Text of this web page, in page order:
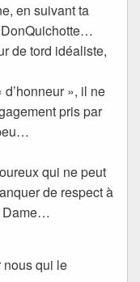
en suivant ta
DonQuichotte…
de tord idéaliste,
», il ne
pris par
qui ne peut
de respect à
Dame…
nous qui le